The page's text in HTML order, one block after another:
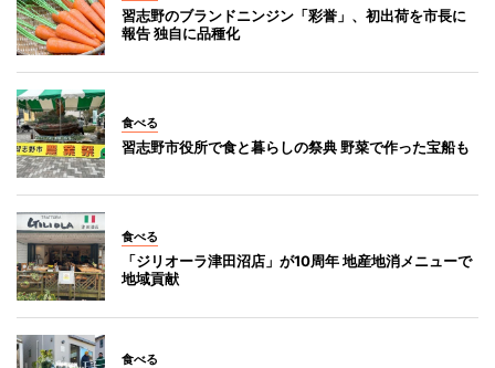
習志野のブランドニンジン「彩誉」、初出荷を市長に
報告 独自に品種化
食べる
習志野市役所で食と暮らしの祭典 野菜で作った宝船も
食べる
「ジリオーラ津田沼店」が10周年 地産地消メニューで
地域貢献
食べる